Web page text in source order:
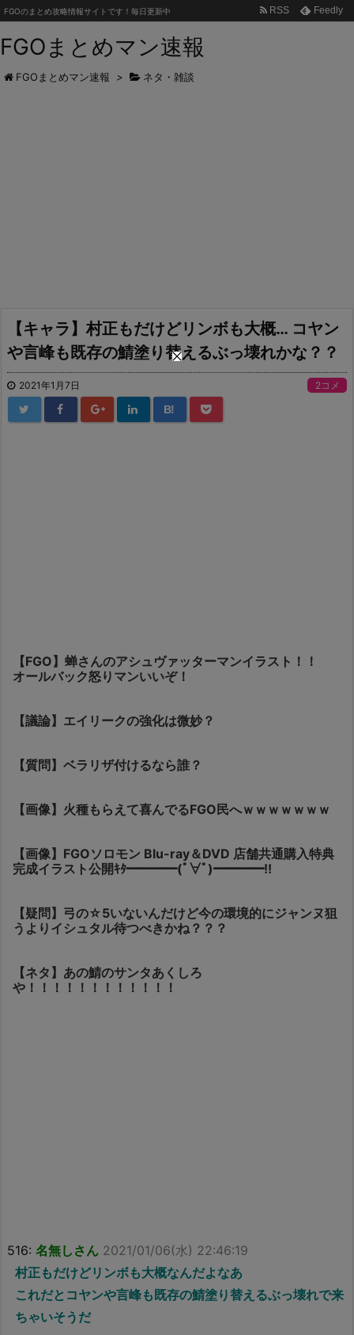
FGOまとめマン速報
FGOのまとめ攻略情報サイトです！毎日更新中 RSS Feedly
FGOまとめマン速報 > ネタ・雑談
【キャラ】村正もだけどリンボも大概… コヤン
や言峰も既存の鯖塗り替えるぶっ壊れかな？？
2021年1月7日 2コメ
B!
【FGO】蝉さんのアシュヴァッターマンイラスト！！
オールバック怒りマンいいぞ！
【議論】エイリークの強化は微妙？
【質問】ベラリザ付けるなら誰？
【画像】火種もらえて喜んでるFGO民へｗｗｗｗｗｗｗ
【画像】FGOソロモン Blu-ray＆DVD 店舗共通購入特典
完成イラスト公開ｷﾀ━━━━(ﾟ∀ﾟ)━━━━!!
【疑問】弓の☆5いないんだけど今の環境的にジャンヌ狙
うよりイシュタル待つべきかね？？？
【ネタ】あの鯖のサンタあくしろ
や！！！！！！！！！！！！
516: 名無しさん 2021/01/06(水) 22:46:19
村正もだけどリンボも大概なんだよなあ
これだとコヤンや言峰も既存の鯖塗り替えるぶっ壊れで来
ちゃいそうだ